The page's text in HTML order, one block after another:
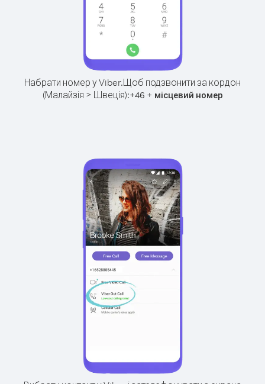
Набрати номер у Viber.Щоб подзвонити за кордон
(Малайзія > Швеція):+46 + місцевий номер